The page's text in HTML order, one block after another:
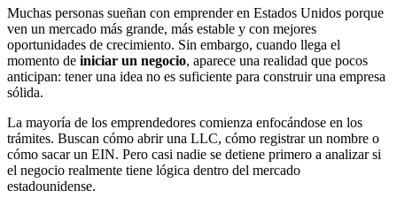
Muchas personas sueñan con emprender en Estados Unidos porque
ven un mercado más grande, más estable y con mejores
oportunidades de crecimiento. Sin embargo, cuando llega el
momento de iniciar un negocio, aparece una realidad que pocos
anticipan: tener una idea no es suficiente para construir una empresa
sólida.
La mayoría de los emprendedores comienza enfocándose en los
trámites. Buscan cómo abrir una LLC, cómo registrar un nombre o
cómo sacar un EIN. Pero casi nadie se detiene primero a analizar si
el negocio realmente tiene lógica dentro del mercado
estadounidense.